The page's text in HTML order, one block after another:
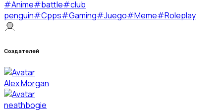
#Anime#battle#club
penguin#Cpps#Gaming#Juego#Meme#Roleplay
Создателей
Alex Morgan
neathbogie